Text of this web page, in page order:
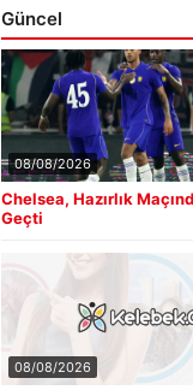
Güncel
08/08/2026
Chelsea, Hazırlık
Geçti
08/08/2026